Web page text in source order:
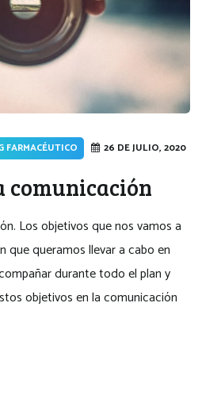
FARMACÉUTICO 26 DE JULIO, 2020
comunicación
Los objetivos que nos vamos a
que queramos llevar a cabo en
durante todo el plan y
objetivos en la comunicación